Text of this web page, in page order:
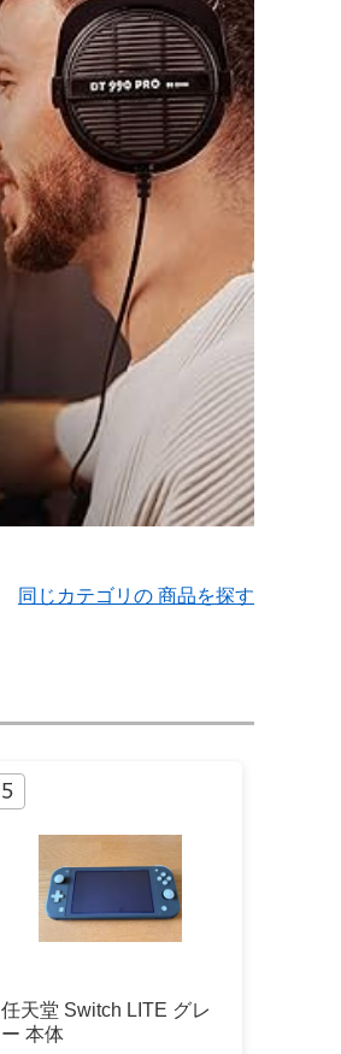
同じカテゴリの 商品を探す
任天堂 Switch LITE グレ
ー 本体